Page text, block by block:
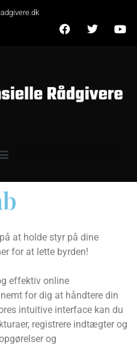
at holde styr på dine
for at lette byrden!
effektiv online
for dig at håndtere din
intuitive interface kan du
registrere indtægter og
og